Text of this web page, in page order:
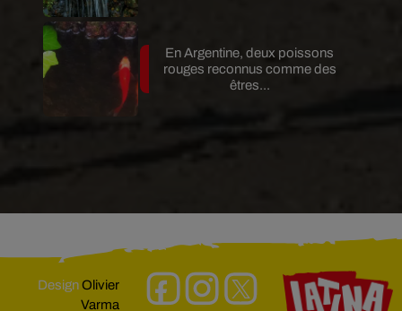
En Argentine, deux poissons
rouges reconnus comme des
êtres...
DesignOlivier
Varma